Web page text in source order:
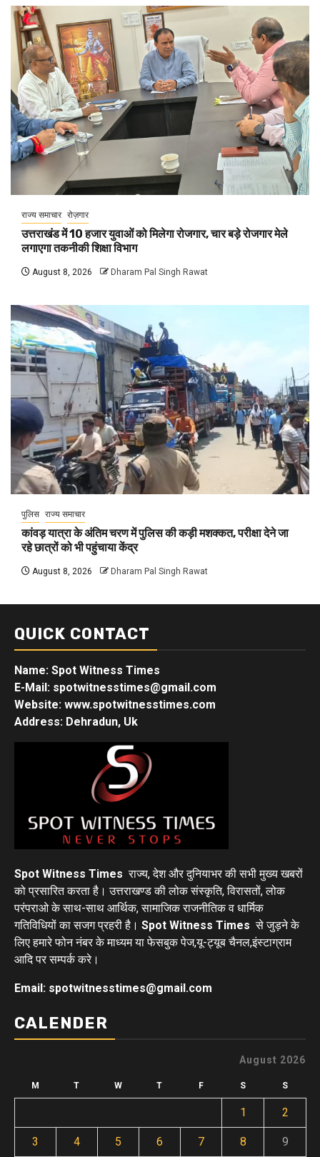
राज्य समाचार रोज़गार
उत्तराखंड में 10 हजार युवाओं को मिलेगा रोजगार, चार बड़े रोजगार मेले
लगाएगा तकनीकी शिक्षा विभाग
August 8, 2026 Dharam Pal Singh Rawat
पुलिस राज्य समाचार
कांवड़ यात्रा के अंतिम चरण में पुलिस की कड़ी मशक्कत, परीक्षा देने जा
रहे छात्रों को भी पहुंचाया केंद्र
August 8, 2026 Dharam Pal Singh Rawat
QUICK CONTACT
Name: Spot Witness Times
E-Mail: spotwitnesstimes@gmail.com
Website: www.spotwitnesstimes.com
Address: Dehradun, Uk
Spot Witness Times राज्य, देश और दुनियाभर की सभी मुख्य खबरों
को प्रसारित करता है। उत्तराखण्ड की लोक संस्कृति, विरासतों, लोक
परंपराओ के साथ-साथ आर्थिक, सामाजिक राजनीतिक व धार्मिक
गतिविधियों का सजग प्रहरी है। Spot Witness Times से जुड़ने के
लिए हमारे फोन नंबर के माध्यम या फेसबुक पेज,यू-ट्यूब चैनल,इंस्टाग्राम
आदि पर सम्पर्क करे।
Email: spotwitnesstimes@gmail.com
CALENDER
August 2026
M T W T F S S
1 2
3 4 5 6 7 8 9